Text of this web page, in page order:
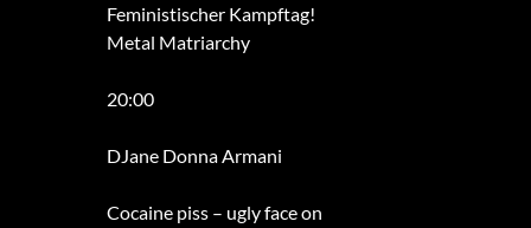
Feministischer Kampftag!
Metal Matriarchy
20:00
DJane Donna Armani
Cocaine piss – ugly face on